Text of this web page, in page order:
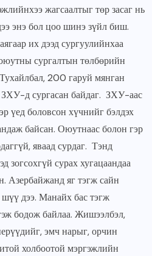
жагсаалтыг төр засаг нь
энэ бол цоо шинэ зүйл биш.
их дээд сургуулийнхаа
сургалтын төлбөрийн
200 гаруй мянган
ЗХУ-д сургасан байдаг. ЗХУ-аас
үед боловсон хүчнийг бэлдэх
байсан. Оюутнаас болон гэр
яваад сурдаг. Тэнд
зогсохгүй сурах хугацаандаа
Азербайжанд яг тэгж сайн
дээ. Манайх бас тэгж
бодож байлаа. Жишээлбэл,
эмч нарыг, орчин
холбоотой мэргэжлийн